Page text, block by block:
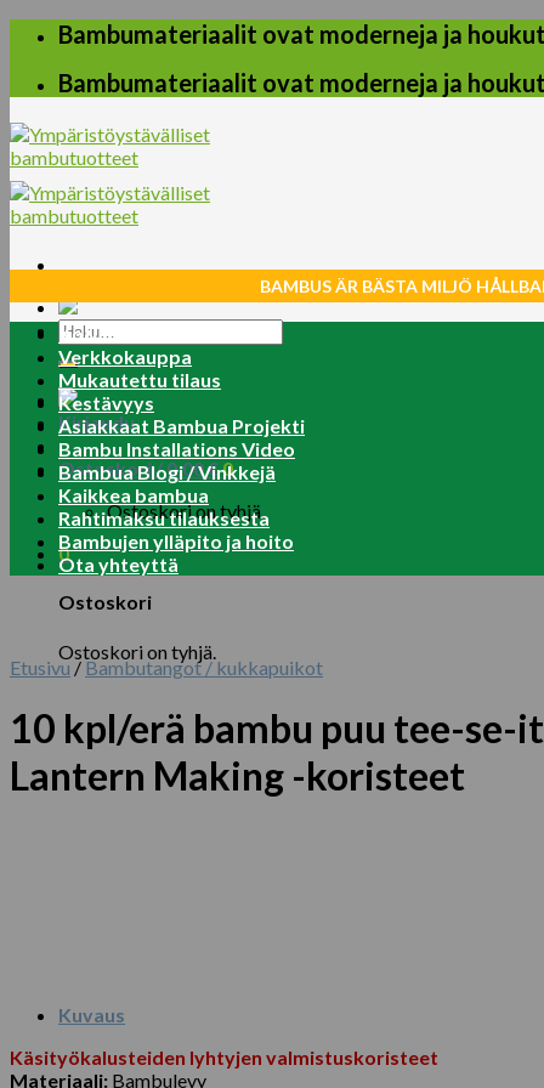
Skip
content
Bambumateriaalit ovat moderneja ja
Bambumateriaalit ovat moderneja ja
Etsi:
Kirjaudu
Ostoskori /0.00€0
Ostoskori on tyhjä.
0
Ostoskori
Ostoskori on tyhjä.
BAMBUS ÄR BÄSTA MILJÖ
Koti
Verkkokauppa
Mukautettu tilaus
Kestävyys
Asiakkaat Bambua Projekti
Bambu Installations Video
Bambua Blogi / Vinkkejä
Kaikkea bambua
Rahtimaksu tilauksesta
Bambujen ylläpito ja hoito
Ota yhteyttä
Etusivu /Bambutangot / kukkapuikot
10 kpl/erä bambu puu tee-
Lantern Making -koristeet
Kuvaus
Käsityökalusteiden lyhtyjen valmistuskoristeet
Materiaali: Bambulevy